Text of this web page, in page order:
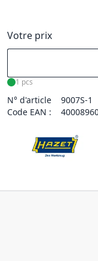
Votre prix
1 pcs
N° d'article
9007S-1
Code EAN :